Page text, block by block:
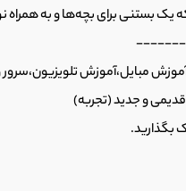
یک بستنی برای بچه‌ها و به همراه
مبایل،آموزش
و جدید (تجربه)
بگذارید.